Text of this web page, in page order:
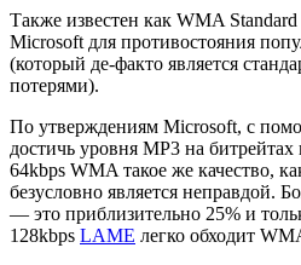
Также известен как WMA
Microsoft для противостояния
(который де-факто является
потерями).
По утверждениям Microsoft, с
достичь уровня MP3 на
64kbps WMA такое же качество,
безусловно является неправдой.
— это приблизительно 25% и
128kbps LAME легко обходит